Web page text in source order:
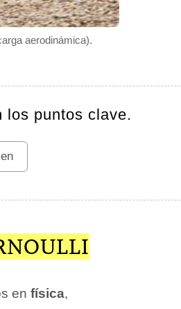
aerodinámica).
los puntos clave.
en física,